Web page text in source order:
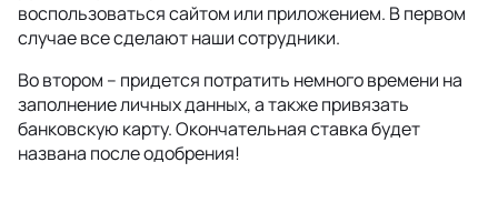
воспользоваться сайтом или приложением. В первом
случае все сделают наши сотрудники.
Во втором – придется потратить немного времени на
заполнение личных данных, а также привязать
банковскую карту. Окончательная ставка будет
названа после одобрения!